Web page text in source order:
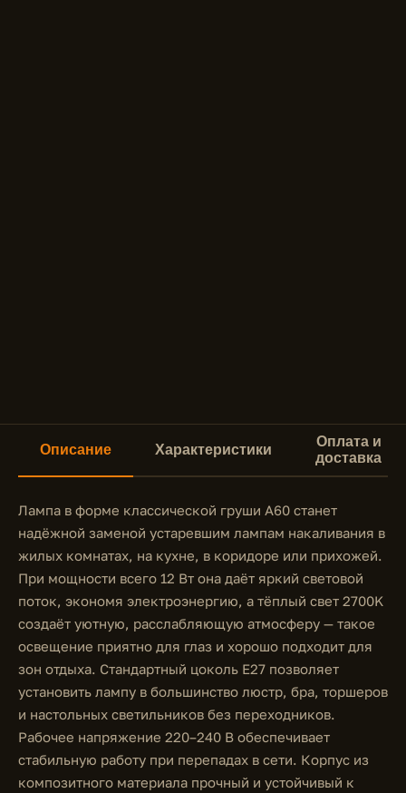
Описание Характеристики
Оплата и
доставка
Лампа в форме классической груши A60 станет
надёжной заменой устаревшим лампам накаливания в
жилых комнатах, на кухне, в коридоре или прихожей.
При мощности всего 12 Вт она даёт яркий световой
поток, экономя электроэнергию, а тёплый свет 2700K
создаёт уютную, расслабляющую атмосферу — такое
освещение приятно для глаз и хорошо подходит для
зон отдыха. Стандартный цоколь E27 позволяет
установить лампу в большинство люстр, бра, торшеров
и настольных светильников без переходников.
Рабочее напряжение 220–240 В обеспечивает
стабильную работу при перепадах в сети. Корпус из
композитного материала прочный и устойчивый к